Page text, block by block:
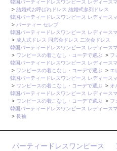
韓国パーティードレスワンピース レディース
> 結婚式お呼ばれドレス 結婚式参列ドレス
韓国パーティードレスワンピース レディース
> パーティー セレブ
韓国パーティードレスワンピース レディース
> 成人式ドレス 同窓会ドレス 二次会ドレス
韓国パーティードレスワンピース レディース
> ワンピースの着こなし・コーデで選ぶ > フ
韓国パーティードレスワンピース レディース
> ワンピースの着こなし・コーデで選ぶ > エ
韓国パーティードレスワンピース レディース
> ワンピースの着こなし・コーデで選ぶ > オ
韓国パーティードレスワンピース レディース
> ワンピースの着こなし・コーデで選ぶ > フ
韓国パーティードレスワンピース レディース
> 長袖
パーティードレスワンピース